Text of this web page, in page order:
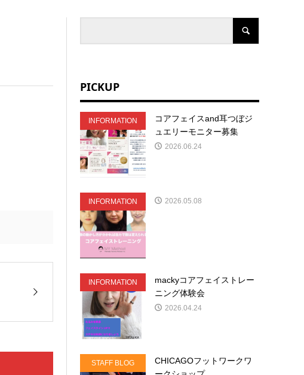
PICKUP
INFORMATION
コアフェイスand耳つぼジ
ュエリーモニター募集
2026.06.24
INFORMATION 2026.05.08
INFORMATION
mackyコアフェイストレー
ニング体験会
2026.04.24
STAFF BLOG
CHICAGOフットワークワ